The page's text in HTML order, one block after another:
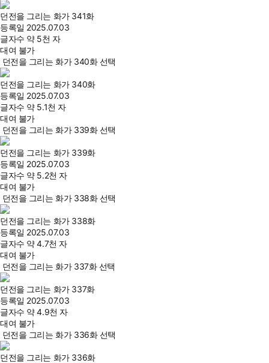
던전을 그리는 화가 341화
등록일 2025.07.03
글자수 약 5천 자
대여 불가
던전을 그리는 화가 340화 선택
던전을 그리는 화가 340화
등록일 2025.07.03
글자수 약 5.1천 자
대여 불가
던전을 그리는 화가 339화 선택
던전을 그리는 화가 339화
등록일 2025.07.03
글자수 약 5.2천 자
대여 불가
던전을 그리는 화가 338화 선택
던전을 그리는 화가 338화
등록일 2025.07.03
글자수 약 4.7천 자
대여 불가
던전을 그리는 화가 337화 선택
던전을 그리는 화가 337화
등록일 2025.07.03
글자수 약 4.9천 자
대여 불가
던전을 그리는 화가 336화 선택
던전을 그리는 화가 336화